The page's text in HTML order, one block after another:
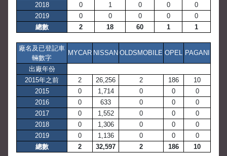
2018
0 1 0 0
0
2019
0 0 0 0
0
總數
2 18 60 1 1
廠名及已登記車
輛數字
MYCAR NISSAN OLDSMOBILE OPEL PAGANI
出廠年份
2015年之前
2 26,256 2 186
10
2015
0 1,714 0 0
0
2016
0 633 0 0
0
2017
0 1,552 0 0
0
2018
0 1,306 0 0
0
2019
0 1,136 0 0
0
總數
2 32,597 2 186 10